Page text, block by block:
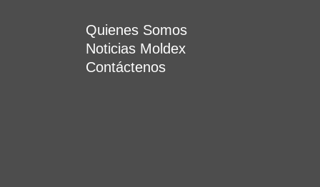
Quienes Somos
Noticias Moldex
Contáctenos